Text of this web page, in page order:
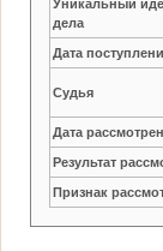
Уникальный
дела
Дата
Судья
Дата
Результат
Признак